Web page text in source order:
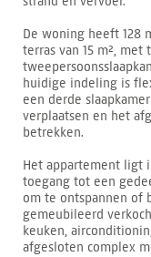
De woning heeft 128
terras van 15 m², met
huidige indeling is
een derde
verplaatsen en het
betrekken.
Het appartement ligt
toegang tot een
om te ontspannen of
gemeubileerd
keuken,
afgesloten complex